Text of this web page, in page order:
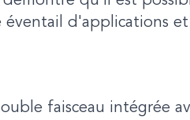
d'applications
faisceau intégrée